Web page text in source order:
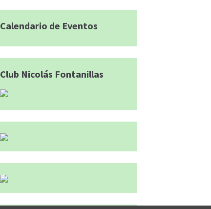
Calendario de Eventos
Club Nicolás Fontanillas